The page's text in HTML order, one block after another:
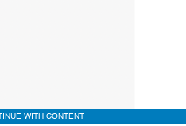
WITH CONTENT